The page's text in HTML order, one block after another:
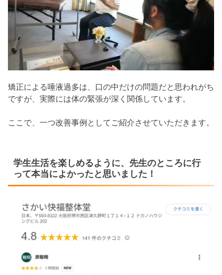
矯正による唾液過多は、口の中だけの問題だと思われがち
ですが、実際には体の緊張が深く関係しています。
ここで、一つ改善事例としてご紹介させていただきます。
学生生活を楽しめるように、先生のところに行
って本当によかったと思いました！